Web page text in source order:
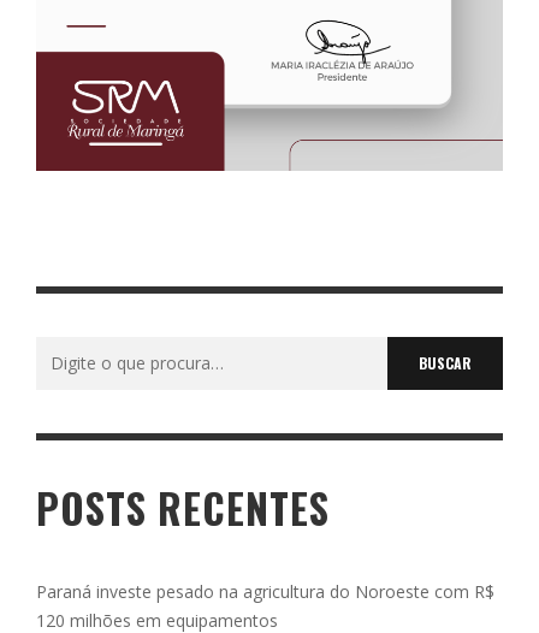
POSTS RECENTES
Paraná investe pesado na agricultura do Noroeste com R$
120 milhões em equipamentos